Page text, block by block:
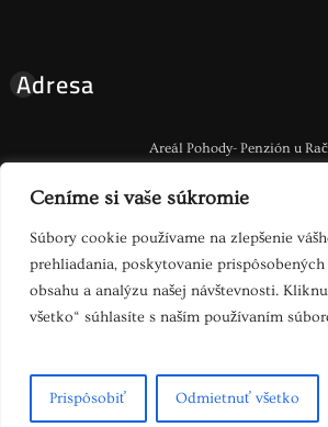
Ceníme si vaše súkromie
Súbory cookie používame na zlepšenie
prehliadania, poskytovanie
obsahu a analýzu našej návštevnosti.
všetko“ súhlasíte s naším používaním
Prispôsobiť Odmietnuť všetko
Adresa
Areál Pohody- Penzión u
Napíšte Nám
email:
alebo